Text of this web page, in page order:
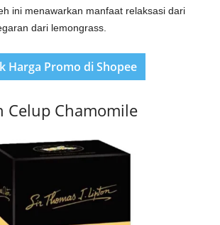
ini menawarkan manfaat relaksasi dari
dari lemongrass.
Harga Promo di Shopee
Celup Chamomile